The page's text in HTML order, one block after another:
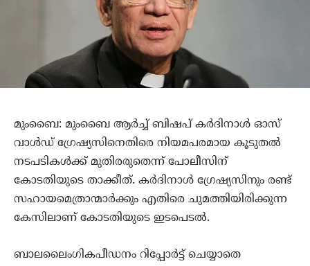
മുംബൈ: മുംബൈ ആര്‍ച്ച് ബിഷപ് കര്‍ദിനാള്‍ ഓസ്
വാള്‍ഡ് ഗ്രേഷ്യസിനെതിരെ നിയമപരമായ കൂടുതല്‍
നടപടികള്‍ക്ക് മുതിരരുതെന്ന് പോലീസിന്
കോടതിയുടെ താക്കീത്. കര്‍ദിനാള്‍ ഗ്രേഷ്യസിനും രണ്ട്
സഹായമെത്രാന്മാര്‍ക്കും എതിരെ ചുമത്തിയിരിക്കുന്ന
കേസിലാണ് കോടതിയുടെ ഇടപെടല്‍.
ബാലലൈംഗികപീഡനം റിപ്പോര്‍ട്ട് ചെയ്യാതെ